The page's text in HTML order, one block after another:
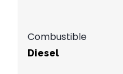
Combustible
Diesel